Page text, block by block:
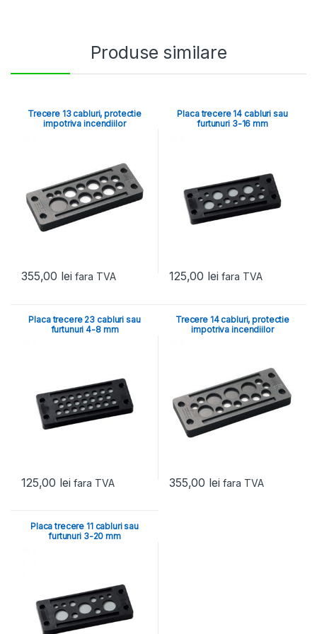
Produse similare
Trecere 13 cabluri, protectie
impotriva incendiilor
355,00 lei fara TVA
Placa trecere 14 cabluri sau
furtunuri 3-16 mm
125,00 lei fara TVA
Placa trecere 23 cabluri sau
furtunuri 4-8 mm
125,00 lei fara TVA
Trecere 14 cabluri, protectie
impotriva incendiilor
355,00 lei fara TVA
Placa trecere 11 cabluri sau
furtunuri 3-20 mm